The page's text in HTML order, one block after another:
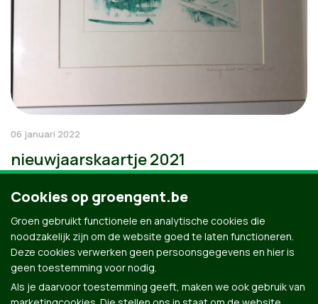
06 januari 2022
nieuwjaarskaartje 2021
Cookies op groengent.be
Groen gebruikt functionele en analytische cookies die
noodzakelijk zijn om de website goed te laten functioneren.
Deze cookies verwerken geen persoonsgegevens en hier is
geen toestemming voor nodig.
Als je daarvoor toestemming geeft, maken we ook gebruik van